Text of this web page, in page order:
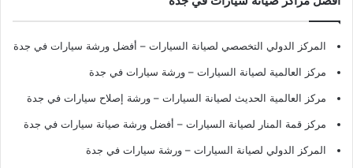
المركز الدولي التخصصي لصيانة السيارات – أفضل ورشة سيارات في جدة
مركز العالمية لصيانة السيارات – ورشة سيارات في جدة
مركز العالمية الحديث لصيانة السيارات – ورشة إصلاح سيارات في جدة
مركز قمة المنار لصيانة السيارات – أفضل ورشة صيانة سيارات في جدة
المركز الدولي لصيانة السيارات – ورشة سيارات في جدة